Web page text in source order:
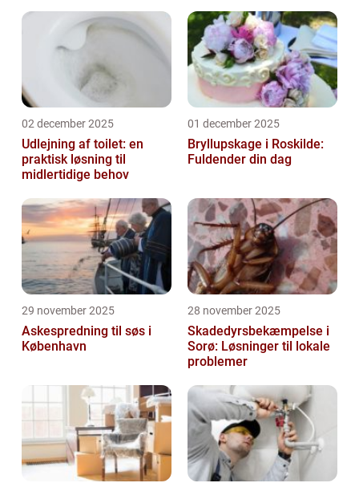
02 december 2025
Udlejning af toilet: en
praktisk løsning til
midlertidige behov
01 december 2025
Bryllupskage i Roskilde:
Fuldender din dag
29 november 2025
Askespredning til søs i
København
28 november 2025
Skadedyrsbekæmpelse i
Sorø: Løsninger til lokale
problemer